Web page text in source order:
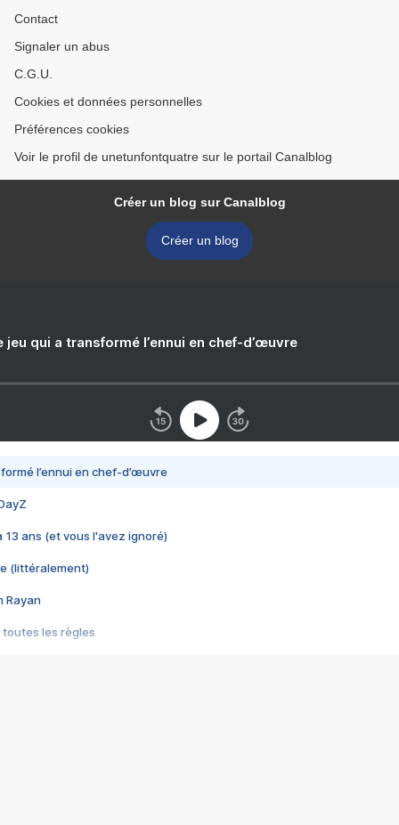
Contact
Signaler un abus
C.G.U.
Cookies et données personnelles
Préférences cookies
Voir le profil de unetunfontquatre sur le portail Canalblog
Créer un blog sur Canalblog
Créer un blog
jeu qui a transformé l’ennui en chef-d’œuvre
l’ennui en chef-d’œuvre
13 ans (et vous l'avez ignoré)
(littéralement)
Rayan
toutes les règles